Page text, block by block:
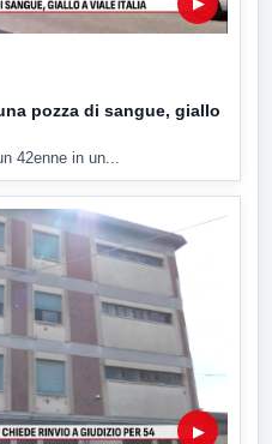
pozza di sangue, giallo
42enne in un...
▶